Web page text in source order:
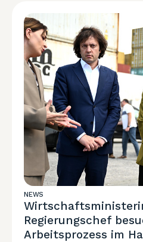
NEWS
Regierungschef
Arbeitsprozess im